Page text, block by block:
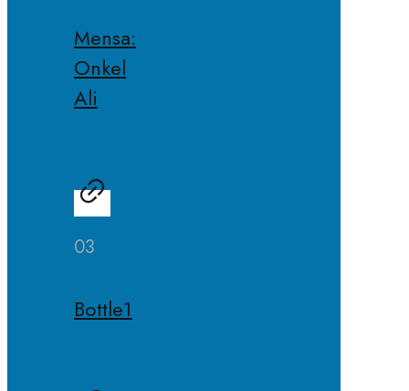
Mensa:
Onkel
Ali
03
Bottle1